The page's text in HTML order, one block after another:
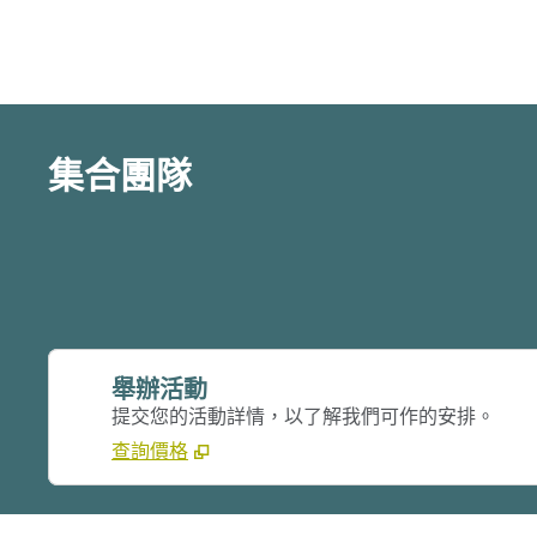
集合團隊
舉辦活動
提交您的活動詳情，以了解我們可作的安排。
查詢價格